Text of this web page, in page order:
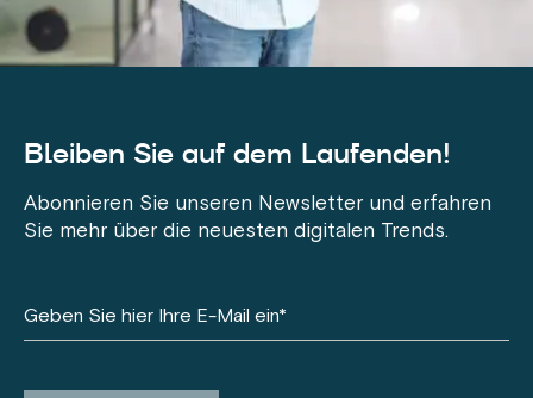
Bleiben Sie auf dem Laufenden!
Abonnieren Sie unseren Newsletter und erfahren
Sie mehr über die neuesten digitalen Trends.